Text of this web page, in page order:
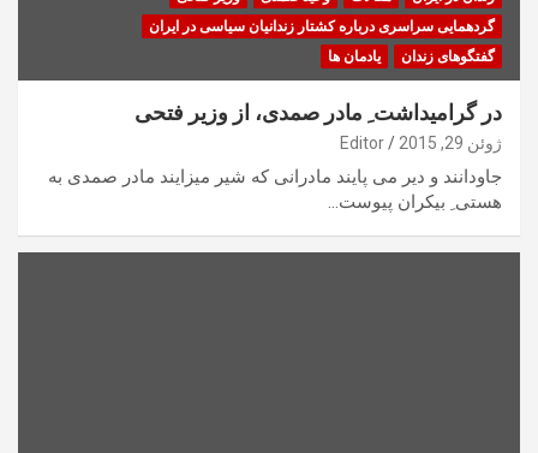
گردهمایی سراسری درباره کشتار زندانیان سیاسی در ایران
گفتگوهای زندان
یادمان ها
در گرامیداشت ِ مادر صمدی، از وزیر فتحی
ژوئن 29, 2015 Editor
جاودانند و دیر می پایند مادرانی که شیر میزایند مادر صمدی به
هستی ِ بیکران پیوست…